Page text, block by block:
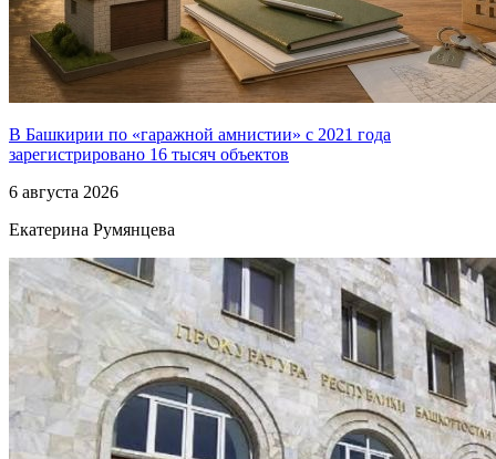
В Башкирии по «гаражной амнистии» с 2021 года
зарегистрировано 16 тысяч объектов
6 августа 2026
Екатерина Румянцева